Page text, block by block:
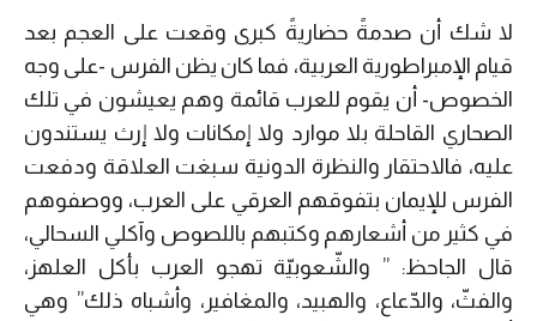
لا شك أن صدمةً حضاريةً كبرى وقعت على العجم بعد
قيام الإمبراطورية العربية، فما كان يظن الفرس -على وجه
الخصوص- أن يقوم للعرب قائمة وهم يعيشون في تلك
الصحاري القاحلة بلا موارد ولا إمكانات ولا إرث يستندون
عليه، فالاحتقار والنظرة الدونية سبغت العلاقة ودفعت
الفرس للإيمان بتفوقهم العرقي على العرب، ووصفوهم
في كثير من أشعارهم وكتبهم باللصوص وآكلي السحالي،
قال الجاحظ: ” والشّعوبيّة تهجو العرب بأكل العلهز،
والفثّ، والدّعاع، والهبيد، والمغافير، وأشباه ذلك” وهي